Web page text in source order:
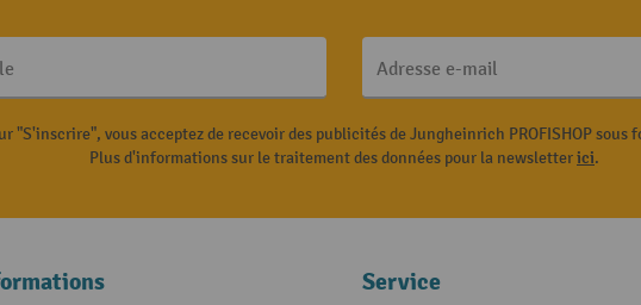
Adresse e-mail
"S'inscrire", vous acceptez de recevoir des publicités de Jungheinrich PROFISHOP sous
Plus d'informations sur le traitement des données pour la newsletterici.
Service